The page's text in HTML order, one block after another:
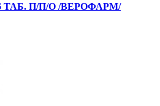
П/П/О /ВЕРОФАРМ/